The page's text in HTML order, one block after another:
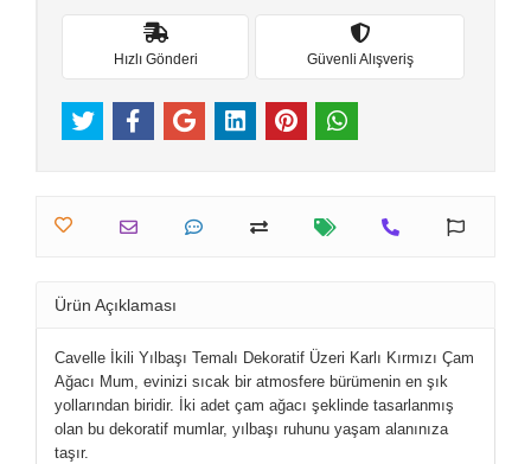
Hızlı Gönderi Güvenli Alışveriş
Ürün Açıklaması
Cavelle İkili Yılbaşı Temalı Dekoratif Üzeri Karlı Kırmızı Çam
Ağacı Mum, evinizi sıcak bir atmosfere bürümenin en şık
yollarından biridir. İki adet çam ağacı şeklinde tasarlanmış
olan bu dekoratif mumlar, yılbaşı ruhunu yaşam alanınıza
taşır.